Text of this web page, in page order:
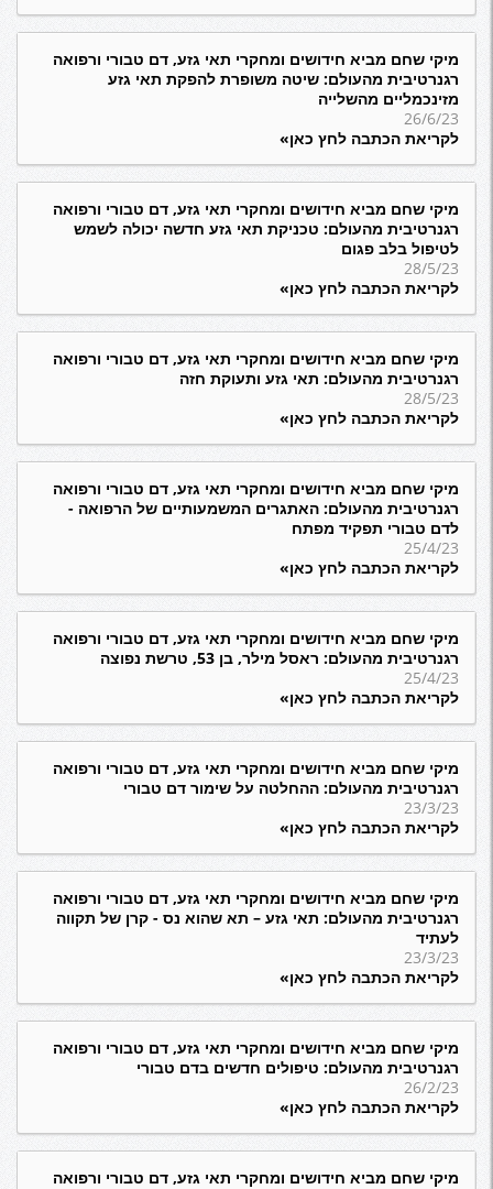
מיקי שחם מביא חידושים ומחקרי תאי גזע, דם טבורי ורפואה
רגנרטיבית מהעולם: שיטה משופרת להפקת תאי גזע
מזינכמליים מהשלייה
26/6/23
לקריאת הכתבה לחץ כאן»
מיקי שחם מביא חידושים ומחקרי תאי גזע, דם טבורי ורפואה
רגנרטיבית מהעולם: טכניקת תאי גזע חדשה יכולה לשמש
לטיפול בלב פגום
28/5/23
לקריאת הכתבה לחץ כאן»
מיקי שחם מביא חידושים ומחקרי תאי גזע, דם טבורי ורפואה
רגנרטיבית מהעולם: תאי גזע ותעוקת חזה
28/5/23
לקריאת הכתבה לחץ כאן»
מיקי שחם מביא חידושים ומחקרי תאי גזע, דם טבורי ורפואה
רגנרטיבית מהעולם: האתגרים המשמעותיים של הרפואה -
לדם טבורי תפקיד מפתח
25/4/23
לקריאת הכתבה לחץ כאן»
מיקי שחם מביא חידושים ומחקרי תאי גזע, דם טבורי ורפואה
רגנרטיבית מהעולם: ראסל מילר, בן 53, טרשת נפוצה
25/4/23
לקריאת הכתבה לחץ כאן»
מיקי שחם מביא חידושים ומחקרי תאי גזע, דם טבורי ורפואה
רגנרטיבית מהעולם: ההחלטה על שימור דם טבורי
23/3/23
לקריאת הכתבה לחץ כאן»
מיקי שחם מביא חידושים ומחקרי תאי גזע, דם טבורי ורפואה
רגנרטיבית מהעולם: תאי גזע – תא שהוא נס - קרן של תקווה
לעתיד
23/3/23
לקריאת הכתבה לחץ כאן»
מיקי שחם מביא חידושים ומחקרי תאי גזע, דם טבורי ורפואה
רגנרטיבית מהעולם: טיפולים חדשים בדם טבורי
26/2/23
לקריאת הכתבה לחץ כאן»
מיקי שחם מביא חידושים ומחקרי תאי גזע, דם טבורי ורפואה